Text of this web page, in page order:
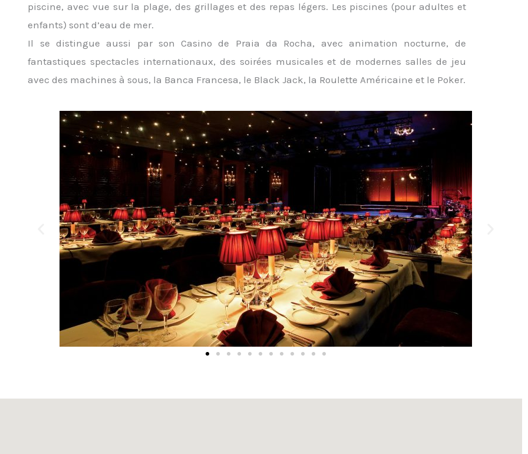
piscine, avec vue sur la plage, des grillages et des repas légers. Les piscines (pour adultes et
enfants) sont d’eau de mer.
Il se distingue aussi par son Casino de Praia da Rocha, avec animation nocturne, de
fantastiques spectacles internationaux, des soirées musicales et de modernes salles de jeu
avec des machines à sous, la Banca Francesa, le Black Jack, la Roulette Américaine et le Poker.